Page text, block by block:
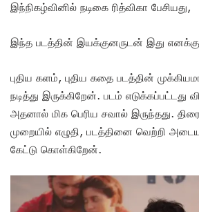
இந்நிகழ்வினில் நடிகை ரித்விகா பேசியது,
இந்த படத்தின் இயக்குனருடன் இது
புதிய களம், புதிய கதை படத்தின்
நடித்து இருக்கிறேன். படம் எடுக்கப்பட்டது
அதனால் மிக பெரிய சவால் இருந்தது.
முறையில் எழுதி, படத்தினை வெற்றி
கேட்டு கொள்கிறேன்.